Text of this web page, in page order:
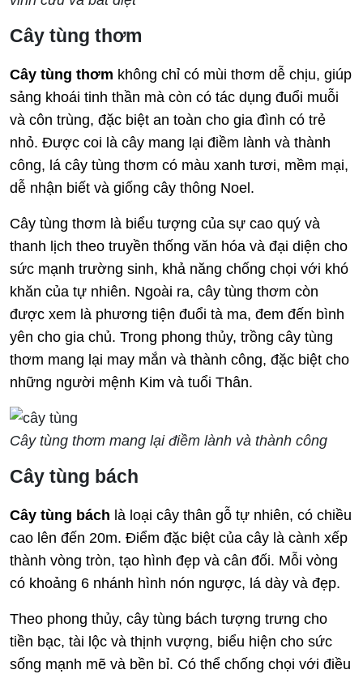
Cây tùng thơm
Cây tùng thơm không chỉ có mùi thơm dễ chịu, giúp
sảng khoái tinh thần mà còn có tác dụng đuổi muỗi
và côn trùng, đặc biệt an toàn cho gia đình có trẻ
nhỏ. Được coi là cây mang lại điềm lành và thành
công, lá cây tùng thơm có màu xanh tươi, mềm mại,
dễ nhận biết và giống cây thông Noel.
Cây tùng thơm là biểu tượng của sự cao quý và
thanh lịch theo truyền thống văn hóa và đại diện cho
sức mạnh trường sinh, khả năng chống chọi với khó
khăn của tự nhiên. Ngoài ra, cây tùng thơm còn
được xem là phương tiện đuổi tà ma, đem đến bình
yên cho gia chủ. Trong phong thủy, trồng cây tùng
thơm mang lại may mắn và thành công, đặc biệt cho
những người mệnh Kim và tuổi Thân.
Cây tùng thơm mang lại điềm lành và thành công
Cây tùng bách
Cây tùng bách là loại cây thân gỗ tự nhiên, có chiều
cao lên đến 20m. Điểm đặc biệt của cây là cành xếp
thành vòng tròn, tạo hình đẹp và cân đối. Mỗi vòng
có khoảng 6 nhánh hình nón ngược, lá dày và đẹp.
Theo phong thủy, cây tùng bách tượng trưng cho
tiền bạc, tài lộc và thịnh vượng, biểu hiện cho sức
sống mạnh mẽ và bền bỉ. Có thể chống chọi với điều